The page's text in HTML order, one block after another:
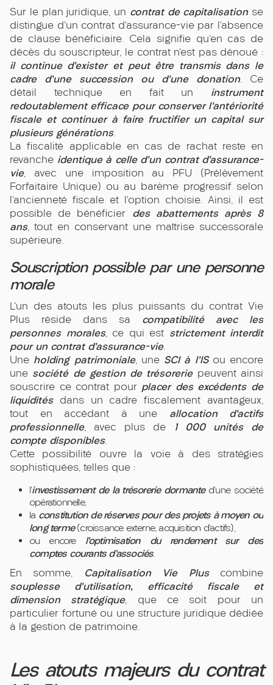
Sur le plan juridique, un contrat de capitalisationse
distingue d’un contrat d’assurance-vie par l’absence
de clause bénéficiaire. Cela signifie qu’en cas de
décès du souscripteur, le contrat n’est pas dénoué :
il continue d’exister et peut être transmis dans le
cadre d’une succession ou d’une donation. Ce
détail technique en fait un instrument
redoutablement efficace pour conserver l’antériorité
fiscale et continuer à faire fructifier un capital sur
plusieurs générations.
La fiscalité applicable en cas de rachat reste en
revanche identique à celle d’un contrat d’assurance-
vie, avec une imposition au PFU (Prélèvement
Forfaitaire Unique) ou au barème progressif selon
l’ancienneté fiscale et l’option choisie. Ainsi, il est
possible de bénéficier des abattements après 8
ans, tout en conservant une maîtrise successorale
supérieure.
Souscription possible par une personne
morale
L’un des atouts les plus puissants du contrat Vie
Plus réside dans sa compatibilité avec les
personnes morales, ce qui est strictement interdit
pour un contrat d’assurance-vie.
Une holding patrimoniale, une SCI à l’ISou encore
une société de gestion de trésoreriepeuvent ainsi
souscrire ce contrat pour placer des excédents de
liquiditésdans un cadre fiscalement avantageux,
tout en accédant à une allocation d’actifs
professionnelle, avec plus de
1 000 unités de
compte disponibles.
Cette possibilité ouvre la voie à des stratégies
sophistiquées, telles que :
l’investissement de la trésorerie dormanted’une société
opérationnelle,
la constitution de réserves pour des projets à moyen ou
long terme(croissance externe, acquisition d’actifs),
ou encore l’optimisation du rendement sur des
comptes courants d’associés.
En somme, Capitalisation Vie Pluscombine
souplesse d’utilisation, efficacité fiscale et
dimension stratégique, que ce soit pour un
particulier fortuné ou une structure juridique dédiée
à la gestion de patrimoine.
Les atouts majeurs du contrat